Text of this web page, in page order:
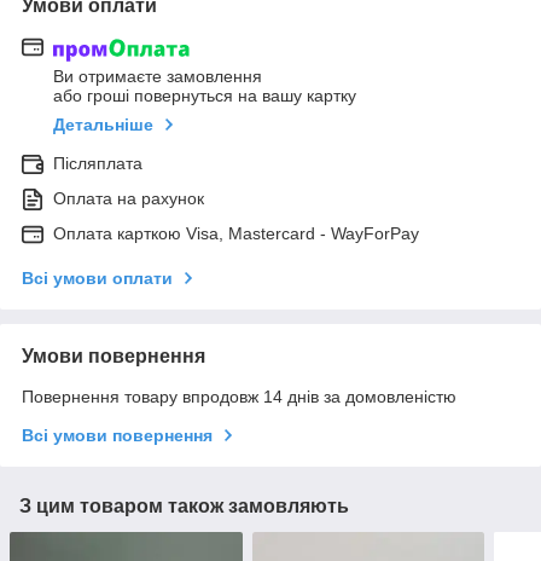
Умови оплати
Ви отримаєте замовлення
або гроші повернуться на вашу картку
Детальніше
Післяплата
Оплата на рахунок
Оплата карткою Visa, Mastercard - WayForPay
Всі умови оплати
Умови повернення
Повернення товару впродовж 14 днів за домовленістю
Всі умови повернення
З цим товаром також замовляють